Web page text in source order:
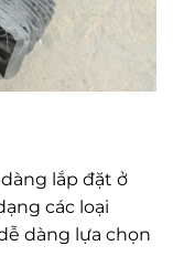
lắp đặt ở
các loại
dàng lựa chọn